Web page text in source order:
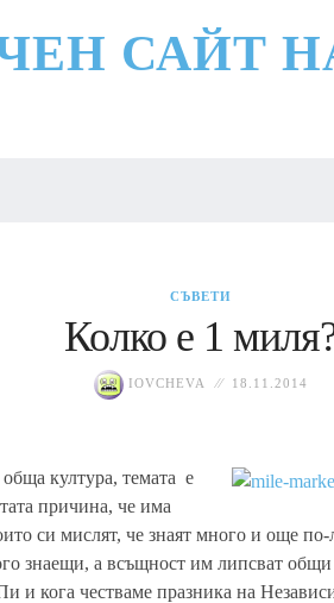
САЙТ
СЪВЕТИ
Колко е 1
IOVCHEVA 18.11.2014
обща култура, темата е
причина, че има
си мислят, че знаят много и още
знаещи, а всъщност им липсват общи
и кога честваме празника на